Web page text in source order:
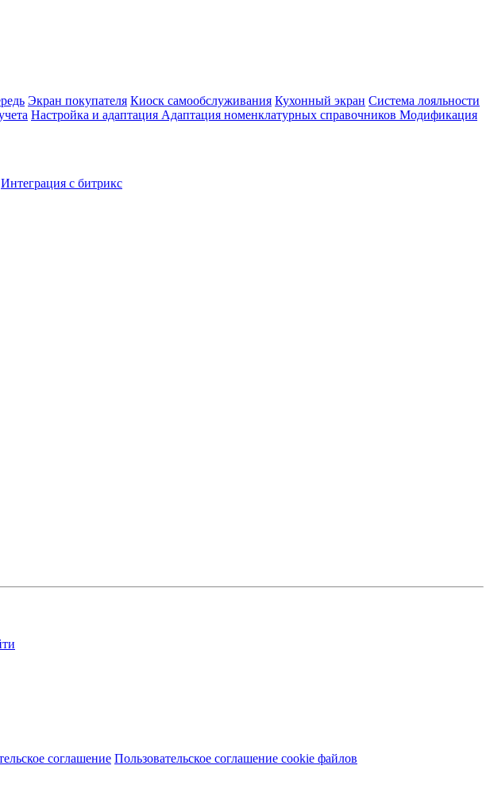
Экран покупателя Киоск самообслуживания Кухонный экран Система лояльности
Настройка и адаптация Адаптация номенклатурных справочников Модификация
Интеграция с битрикс
соглашение Пользовательское соглашение cookie файлов